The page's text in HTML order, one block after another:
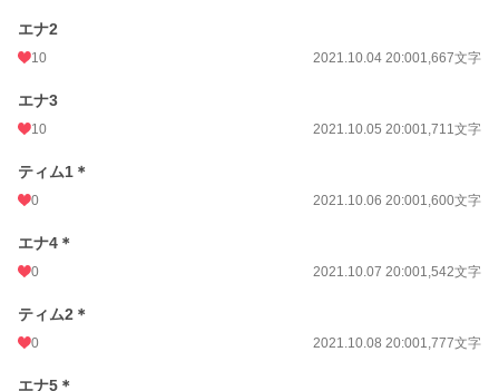
エナ2
10 2021.10.04 20:001,667文字
エナ3
10 2021.10.05 20:001,711文字
ティム1＊
0 2021.10.06 20:001,600文字
エナ4＊
0 2021.10.07 20:001,542文字
ティム2＊
0 2021.10.08 20:001,777文字
エナ5＊